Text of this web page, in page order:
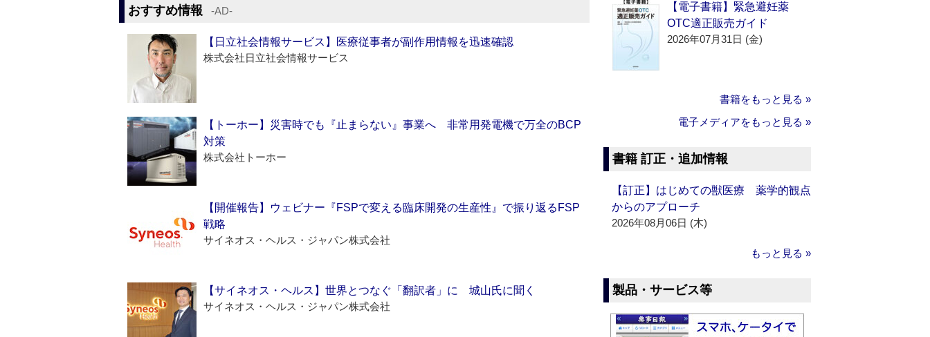
おすすめ情報 ‐AD‐
【日立社会情報サービス】医療従事者が副作用情報を迅速確認
株式会社日立社会情報サービス
【トーホー】災害時でも『止まらない』事業へ 非常用発電機で万全のBCP
対策
株式会社トーホー
【開催報告】ウェビナー『FSPで変える臨床開発の生産性』で振り返るFSP
戦略
サイネオス・ヘルス・ジャパン株式会社
【サイネオス・ヘルス】世界とつなぐ「翻訳者」に 城山氏に聞く
サイネオス・ヘルス・ジャパン株式会社
【電子書籍】緊急避妊薬
OTC適正販売ガイド
2026年07月31日 (金)
書籍をもっと見る »
電子メディアをもっと見る »
書籍 訂正・追加情報
【訂正】はじめての獣医療 薬学的観点
からのアプローチ
2026年08月06日 (木)
もっと見る »
製品・サービス等